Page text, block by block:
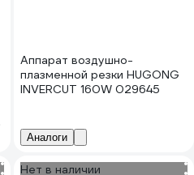
Аппарат воздушно-
плазменной резки HUGONG
INVERCUT 160W 029645
Аналоги
Нет в наличии